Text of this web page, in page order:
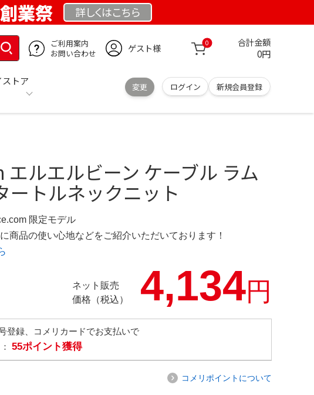
業祭 詳しくはこちら
ご利用案内
お問い合わせ
ゲスト様 0 合計金額
0円
ストア
変更 ログイン 新規会員登録
エルエルビーン ケーブル ラム
ートルネックニット
限定モデル
商品の使い心地などをご紹介いただいております！
ネット販売
価格（税込）
4,134円
登録、コメリカードでお支払いで
55ポイント獲得
コメリポイントについて